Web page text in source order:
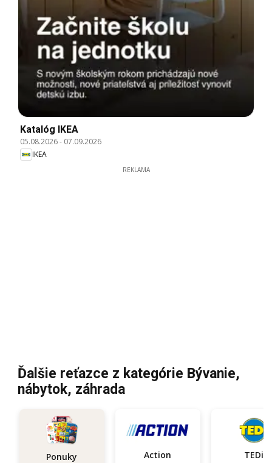
Katalóg IKEA
05.08.2026- 07.09.2026
IKEA
REKLAMA
Ďalšie reťazce z kategórie Bývanie,
nábytok, záhrada
Ponuky Action TEDi